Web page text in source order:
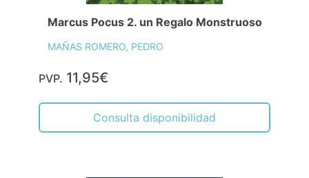
Marcus Pocus 2. un Regalo Monstruoso
MAÑAS ROMERO, PEDRO
PVP. 11,95€
Consulta disponibilidad